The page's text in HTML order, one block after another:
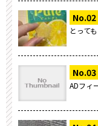
とっても
ADフィ